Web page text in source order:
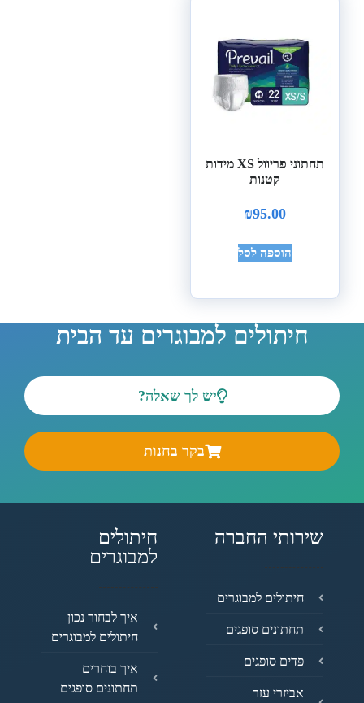
תחתוני פריוול XS מידות
קטנות
₪95.00
הוספה לסל
חיתולים למבוגרים עד הבית
יש לך שאלה?
בקר בחנות
שירותי החברה
חיתולים למבוגרים
תחתונים סופגים
פדים סופגים
אביזרי עזר
חיתולים
למבוגרים
איך לבחור נכון
חיתולים למבוגרים
איך בוחרים
תחתונים סופגים